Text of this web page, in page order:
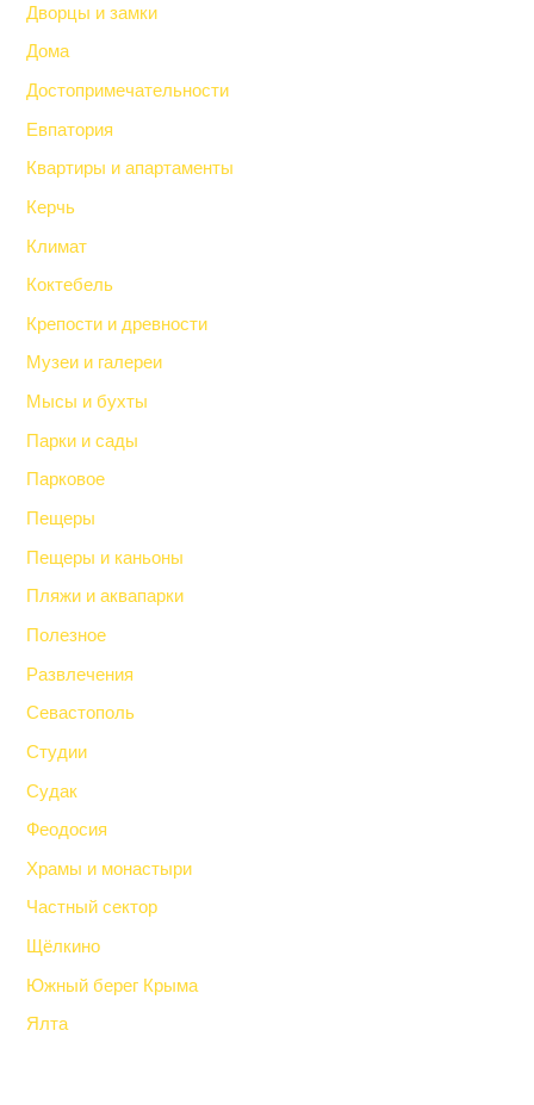
Дворцы и замки
Дома
Достопримечательности
Евпатория
Квартиры и апартаменты
Керчь
Климат
Коктебель
Крепости и древности
Музеи и галереи
Мысы и бухты
Парки и сады
Парковое
Пещеры
Пещеры и каньоны
Пляжи и аквапарки
Полезное
Развлечения
Севастополь
Студии
Судак
Феодосия
Храмы и монастыри
Частный сектор
Щёлкино
Южный берег Крыма
Ялта